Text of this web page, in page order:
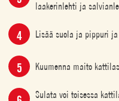
laakerinlehti ja
Lisää suola ja pippuri
Kuumenna maito
Sulata voi toisessa